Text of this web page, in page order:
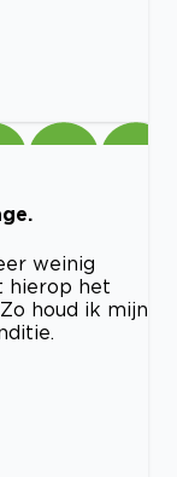
weinig
hierop het
houd ik mijn